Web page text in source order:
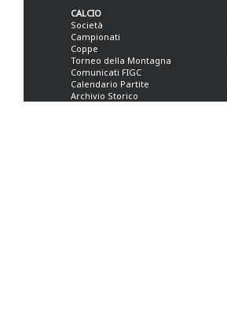
CALCIO
Società
Campionati
Coppe
Torneo della Montagna
Comunicati FIGC
Calendario Partite
Archivio Storico